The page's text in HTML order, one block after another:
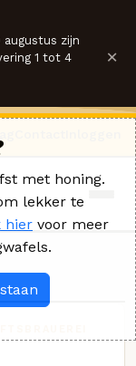
augustus zijn
1 tot 4
×
met honing.
lekker te
hier voor meer